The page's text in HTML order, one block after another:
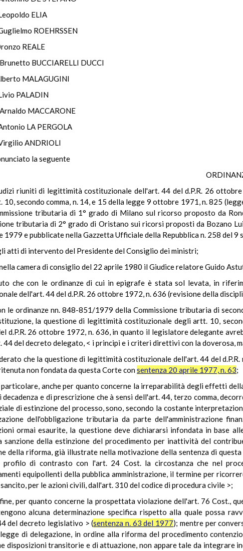
ELIA
ROEHRSSEN
REALE
BUCCIARELLI DUCCI
MALAGUGINI
PALADIN
MACCARONE
LA PERGOLA
ANDRIOLI
la seguente
riuniti di legittimità costituzionale dell'art. 44 del d.P.R. 26
10, secondo comma, n. 14, e 15 della legge 9 ottobre 1971, n. 825
tributaria di 1° grado di Milano sul ricorso proposto da
tributaria di 2° grado di Oristano sui ricorsi proposti da Bozano
1979 e pubblicate nella Gazzetta Ufficiale della Repubblica n. 258 del
atti di intervento del Presidente del Consiglio dei ministri;
camera di consiglio del 22 aprile 1980 il Giudice relatore Guido
che con le ordinanze di cui in epigrafe è stata sol levata, in
dell'art. 44 del d.P.R. 26 ottobre 1972, n. 636 (revisione della
le ordinanze nn. 848-851/1979 della Commissione tributaria di
la questione di legittimità costituzionale degli artt. 10,
d.P.R. 26 ottobre 1972, n. 636, in quanto il legislatore delegante
44 del decreto delegato, < i principi e i criteri direttivi con la doverosa,
che la questione di legittimità costituzionale dell'art. 44 del
non fondata da questa Corte consentenza 20 aprile 1977, n. 63;
particolare, anche per quanto concerne la irreparabilità degli effetti
decadenza e di prescrizione che à sensi dell'art. 44, terzo comma,
di estinzione del processo, sono, secondo la costante
dell'obbligazione tributaria da parte dell'amministrazione
ormai esaurite, la questione deve dichiararsi infondata in base
sanzione della estinzione del procedimento per inattività del
della riforma, già illustrate nella motivazione della sentenza di
profilo di contrasto con l'art. 24 Cost. la circostanza che nel
equipollenti della pubblica amministrazione, il termine per
per le azioni civili, dall'art. 310 del codice di procedura civile >;
per quanto concerne la prospettata violazione dell'art. 76 Cost.,
alcuna determinazione specifica rispetto alla quale possa
del decreto legislativo > (sentenza n. 63 del 1977); mentre per
di delegazione, in ordine alla riforma del procedimento
disposizioni transitorie e di attuazione, non appare tale da integrare